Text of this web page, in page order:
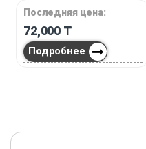
Последняя цена:
72,000 ₸
Подробнее